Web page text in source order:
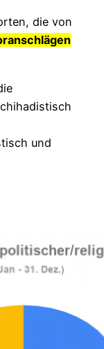
die von
n
und